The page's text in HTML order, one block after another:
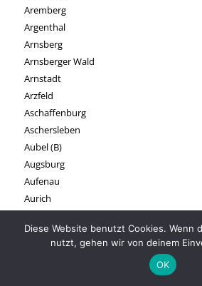
Aremberg
Argenthal
Arnsberg
Arnsberger Wald
Arnstadt
Arzfeld
Aschaffenburg
Aschersleben
Aubel (B)
Augsburg
Aufenau
Aurich
Diese Website benutzt Cookies. Wenn
nutzt, gehen wir von deinem
OK